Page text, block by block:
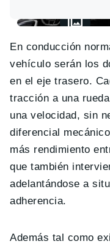
En conducción
vehículo serán los
en el eje trasero.
tracción a una
una velocidad, sin
diferencial
más rendimiento
que también
adelantándose a
adherencia.
Además tal como